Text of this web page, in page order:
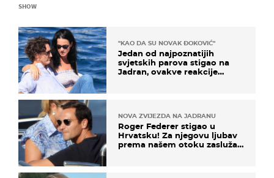
SHOW
"KAO DA SU NOVAK ĐOKOVIĆ"
Jedan od najpoznatijih
svjetskih parova stigao na
Jadran, ovakve reakcije
NOVA ZVIJEZDA NA JADRANU
Roger Federer stigao u
Hrvatsku! Za njegovu ljubav
prema našem otoku zaslužan